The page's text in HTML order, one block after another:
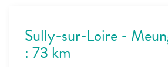
Sully-sur-Loire -
: 73 km